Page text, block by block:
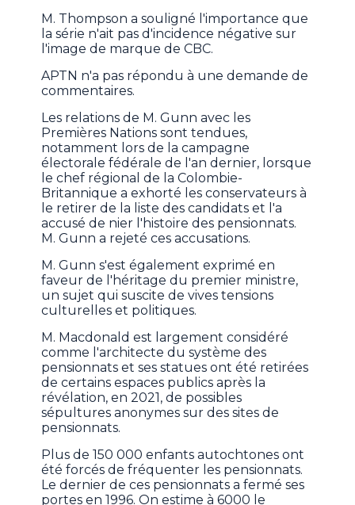
M. Thompson a souligné l'importance que
la série n'ait pas d'incidence négative sur
l'image de marque de CBC.
APTN n'a pas répondu à une demande de
commentaires.
Les relations de M. Gunn avec les
Premières Nations sont tendues,
notamment lors de la campagne
électorale fédérale de l'an dernier, lorsque
le chef régional de la Colombie-
Britannique a exhorté les conservateurs à
le retirer de la liste des candidats et l'a
accusé de nier l'histoire des pensionnats.
M. Gunn a rejeté ces accusations.
M. Gunn s'est également exprimé en
faveur de l'héritage du premier ministre,
un sujet qui suscite de vives tensions
culturelles et politiques.
M. Macdonald est largement considéré
comme l'architecte du système des
pensionnats et ses statues ont été retirées
de certains espaces publics après la
révélation, en 2021, de possibles
sépultures anonymes sur des sites de
pensionnats.
Plus de 150 000 enfants autochtones ont
été forcés de fréquenter les pensionnats.
Le dernier de ces pensionnats a fermé ses
portes en 1996. On estime à 6000 le